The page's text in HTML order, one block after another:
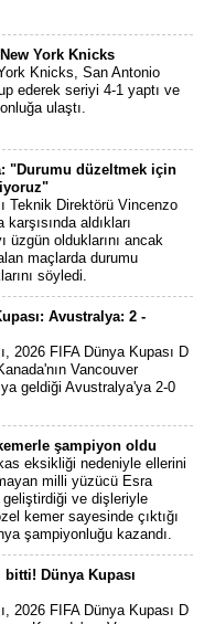
York Knicks
Knicks, San Antonio
ederek seriyi 4-1 yaptı ve
ulaştı.
"Durumu düzeltmek için
Teknik Direktörü Vincenzo
aldıkları
üzgün olduklarını ancak
maçlarda durumu
söyledi.
Avustralya: 2 -
2026 FIFA Dünya Kupası D
Vancouver
geldiği Avustralya'ya 2-0
şampiyon oldu
eksikliği nedeniyle ellerini
milli yüzücü Esra
ve dişleriyle
kemer sayesinde çıktığı
şampiyonluğu kazandı.
Dünya Kupası
2026 FIFA Dünya Kupası D